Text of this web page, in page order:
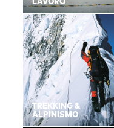
LAVORO
TREKKING &
ALPINISMO